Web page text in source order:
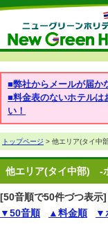
■弊社からメールが届か
■料金表のないホテルは
い！
トップページ > 他エリア(タイ中
他エリア(タイ中部) -
[50音順で50件づつ表示]
▼50音順
▲料金順 ▼